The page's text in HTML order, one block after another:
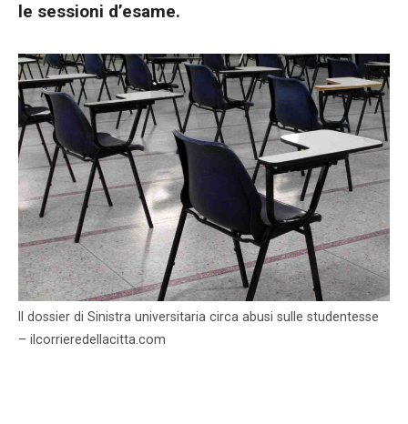
le sessioni d’esame.
Il dossier di Sinistra universitaria circa abusi sulle studentesse
– ilcorrieredellacitta.com